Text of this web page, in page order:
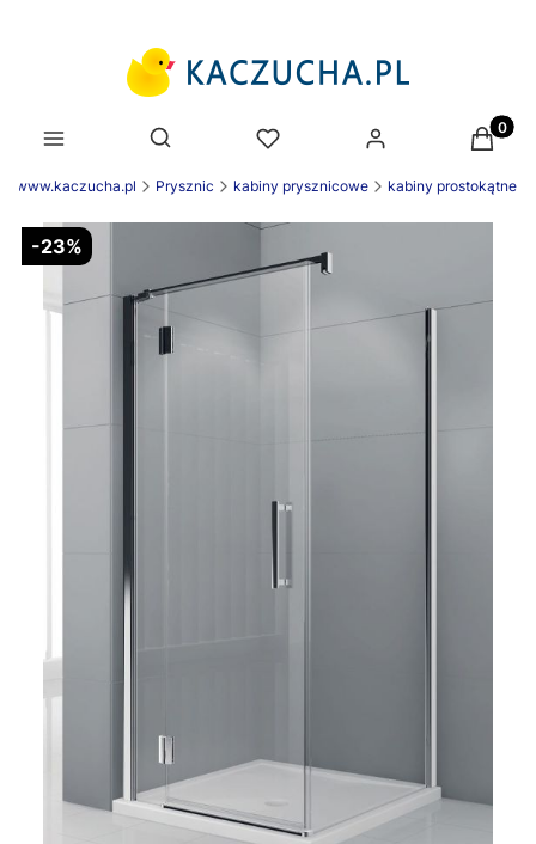
Otwórz wyszukiwarkę
www.kaczucha.pl Prysznic kabiny prysznicowe kabiny prostokątne
-23%